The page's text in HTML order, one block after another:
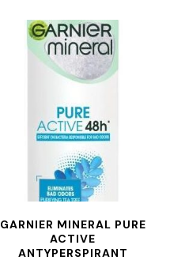
GARNIER MINERAL PURE
ACTIVE
ANTYPERSPIRANT